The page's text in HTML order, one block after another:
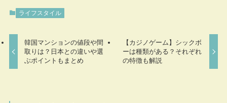
ライフスタイル
韓国マンションの値段や間
取りは？日本との違いや選
ぶポイントもまとめ
【カジノゲーム】シックボ
ーは種類がある？それぞれ
の特徴も解説